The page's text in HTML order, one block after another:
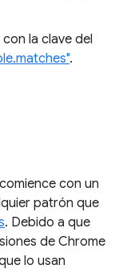
la clave del
.
con un
patrón que
. Debido a que
de Chrome
lo usan